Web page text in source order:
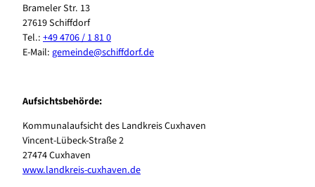
Brameler Str. 13
27619 Schiffdorf
Tel.: +49 4706 / 1 81 0
E-Mail: gemeinde@schiffdorf.de
Aufsichtsbehörde:
Kommunalaufsicht des Landkreis Cuxhaven
Vincent-Lübeck-Straße 2
27474 Cuxhaven
www.landkreis-cuxhaven.de